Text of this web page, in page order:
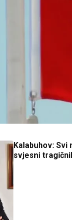
Kalabuhov: Svi
svjesni